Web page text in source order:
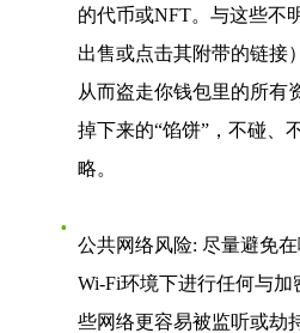
的代币或NFT。与这些不
出售或点击其附带的链接
从而盗走你钱包里的所有
掉下来的“馅饼”，不碰、
略。
公共网络风险: 尽量避免
Wi-Fi环境下进行任何与
些网络更容易被监听或劫